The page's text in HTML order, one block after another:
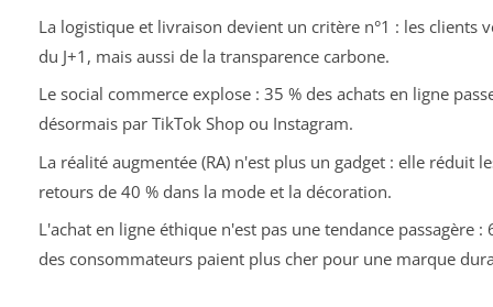
La logistique et livraison devient un critère n°1 : les clients
du J+1, mais aussi de la transparence carbone.
Le social commerce explose : 35 % des achats en ligne
désormais par TikTok Shop ou Instagram.
La réalité augmentée (RA) n'est plus un gadget : elle réduit
retours de 40 % dans la mode et la décoration.
L'achat en ligne éthique n'est pas une tendance passagère :
des consommateurs paient plus cher pour une marque